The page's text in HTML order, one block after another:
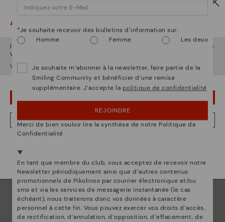
La nature de Pikolinos
Depuis 1984, nous nous efforçons de rendre chaque
Attention !
Il semble que vous êtes enÉtats-Unis
et vous allez accéder au site
Web de
Voulez-vous aller sur le site Web deÉtats-Unis?
NON, JE VEUX ALLER SUR LE SITE WEB DU BELGIQUE
*Je souhaite recevoir des bulletins d’information sur:
Homme
Femme Les deux
Je souhaite m’abonner à la newsletter, faire partie de la
Smiling Community et bénéficier d’une remise
supplémentaire. J’accepte la politique de confidentialité
REJOINDRE
Merci de bien vouloir lire la synthèse de notre Politique de
Confidentialité
En tant que membre du club, vous acceptez de recevoir notre
Newsletter périodiquement ainsi que d’autres contenus
promotionnels de Pikolinos par courrier électronique et/ou
sms et via les services de messagerie instantanée (le cas
échéant), nous traiterons donc vos données à caractère
personnel à cette fin. Vous pouvez exercer vos droits d’accès,
de rectification, d’annulation, d’opposition, d’effacement, de